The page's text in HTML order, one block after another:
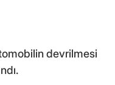
devrilmesi